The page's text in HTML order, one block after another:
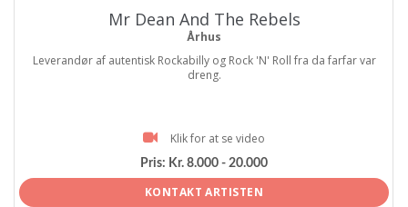
Mr Dean And The Rebels
Århus
Leverandør af autentisk Rockabilly og Rock 'N' Roll fra da farfar var
dreng.
Klik for at se video
Pris: Kr. 8.000 - 20.000
KONTAKT ARTISTEN